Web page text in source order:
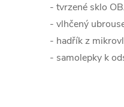
- tvrzené sklo
- vlhčený
- hadřík z
- samolepky k